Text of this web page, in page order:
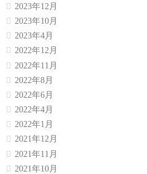
2023年12月
2023年10月
2023年4月
2022年12月
2022年11月
2022年8月
2022年6月
2022年4月
2022年1月
2021年12月
2021年11月
2021年10月